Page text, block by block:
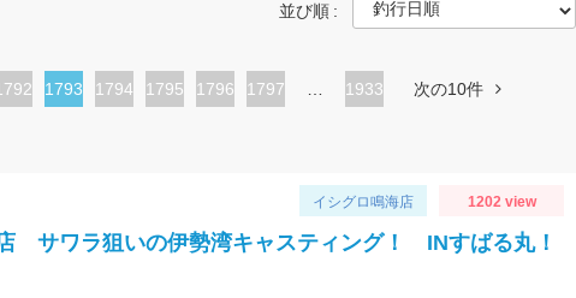
並び順
カ
ペ
1793
ペ
1794
ペ
1795
ペ
1796
ペ
1797 1933 次の10件
イシグロ鳴海店 1202 view
サワラ狙いの伊勢湾キャスティング！ INすばる丸！